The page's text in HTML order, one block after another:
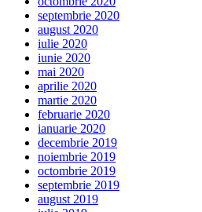
septembrie 2020
august 2020
iulie 2020
iunie 2020
mai 2020
aprilie 2020
martie 2020
februarie 2020
ianuarie 2020
decembrie 2019
noiembrie 2019
octombrie 2019
septembrie 2019
august 2019